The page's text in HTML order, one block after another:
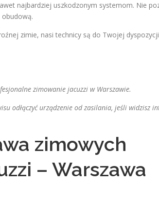
najbardziej uszkodzonym systemom. Nie
obudową.
zimie, nasi technicy są do Twojej
zimowanie jacuzzi w Warszawie.
odłączyć urządzenie od zasilania, jeśli widzisz
zimowych
– Warszawa